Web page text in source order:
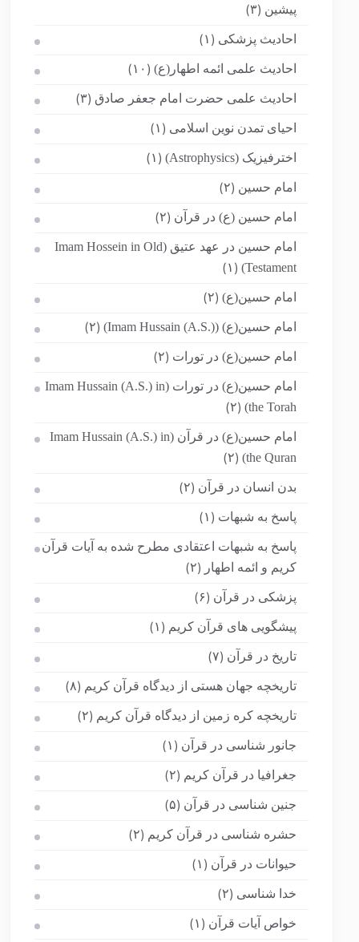
پیشین (۳)
احادیث پزشکی (۱)
احادیث علمی ائمه اطهار(ع) (۱۰)
احادیث علمی حضرت امام جعفر صادق (۳)
احیای تمدن نوین اسلامی (۱)
اخترفیزیک (Astrophysics) (۱)
امام حسین (۲)
امام حسین (ع) در قرآن (۲)
امام حسین در عهد عتیق (Imam Hossein in Old
Testament)
(۱)
امام حسین(ع) (۲)
امام حسین(ع) (Imam Hussain (A.S.)) (۲)
امام حسین(ع) در تورات (۲)
امام حسین(ع) در تورات (Imam Hussain (A.S.) in
the Torah)
(۲)
امام حسین(ع) در قرآن (Imam Hussain (A.S.) in
the Quran)
(۲)
بدن انسان در قرآن (۲)
پاسخ به شبهات (۱)
پاسخ به شبهات اعتقادی مطرح شده به آیات قرآن
کریم و ائمه اطهار
(۲)
پزشکی در قرآن (۶)
پیشگویی های قرآن کریم (۱)
تاریخ در قرآن (۷)
تاریخچه جهان هستی از دیدگاه قرآن کریم (۸)
تاریخچه کره زمین از دیدگاه قرآن کریم (۲)
جانور شناسی در قرآن (۱)
جغرافیا در قرآن کریم (۲)
جنین شناسی در قرآن (۵)
حشره شناسی در قرآن کریم (۲)
حیوانات در قرآن (۱)
خدا شناسی (۲)
خواص آیات قرآن (۱)